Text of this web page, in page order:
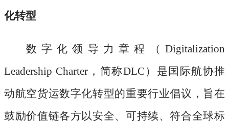
化转型
数字化领导力章程（ Digitalization
Leadership Charter，简称DLC）是国际航协推
动航空货运数字化转型的重要行业倡议，旨在
鼓励价值链各方以安全、可持续、符合全球标